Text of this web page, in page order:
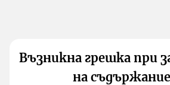
Възникна грешка при
на